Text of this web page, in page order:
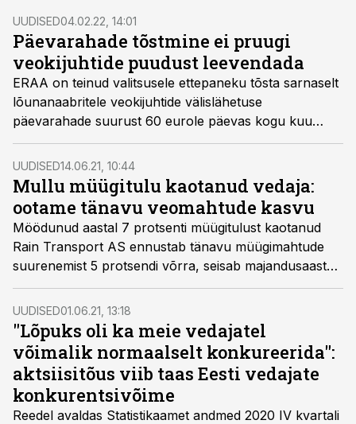
UUDISED04.02.22, 14:01
Päevarahade tõstmine ei pruugi
veokijuhtide puudust leevendada
ERAA on teinud valitsusele ettepaneku tõsta sarnaselt
lõunanaabritele veokijuhtide välislähetuse
päevarahade suurust 60 eurole päevas kogu kuu
vältel. Eesti siseseid vedusid tegeva Rain Transpordi
tegevjuhi Toomas Raua sõnul ei pruugi see aga
rahvusvaheliste vedude autojuhtide põuale leevendust
tuua, pigem vastupidi.
UUDISED14.06.21, 10:44
Mullu müügitulu kaotanud vedaja:
ootame tänavu veomahtude kasvu
Möödunud aastal 7 protsenti müügitulust kaotanud
Rain Transport AS ennustab tänavu müügimahtude
suurenemist 5 protsendi võrra, seisab majandusaasta
aruandes.
UUDISED01.06.21, 13:18
"Lõpuks oli ka meie vedajatel
võimalik normaalselt konkureerida":
aktsiisitõus viib taas Eesti vedajate
konkurentsivõime
Reedel avaldas Statistikaamet andmed 2020 IV kvartali